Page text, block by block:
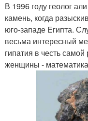
В 1996 году геолог
камень, когда
юго-западе Египта.
весьма интересный
гипатия в честь
женщины - математика